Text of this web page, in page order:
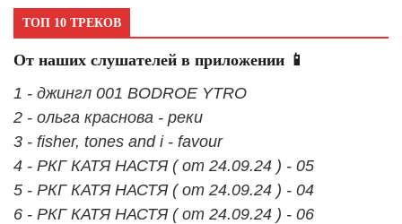
ТОП 10 ТРЕКОВ
От наших слушателей в приложении 📱
1 - джингл 001 BODROE YTRO
2 - ольга краснова - реки
3 - fisher, tones and i - favour
4 - РКГ КАТЯ НАСТЯ ( от 24.09.24 ) - 05
5 - РКГ КАТЯ НАСТЯ ( от 24.09.24 ) - 04
6 - РКГ КАТЯ НАСТЯ ( от 24.09.24 ) - 06